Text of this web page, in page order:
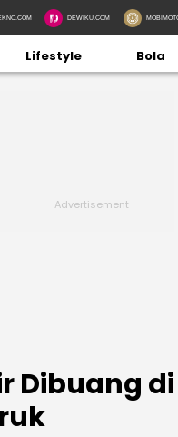
DEWIKU.COM
Lifestyle Bola
Dibuang di